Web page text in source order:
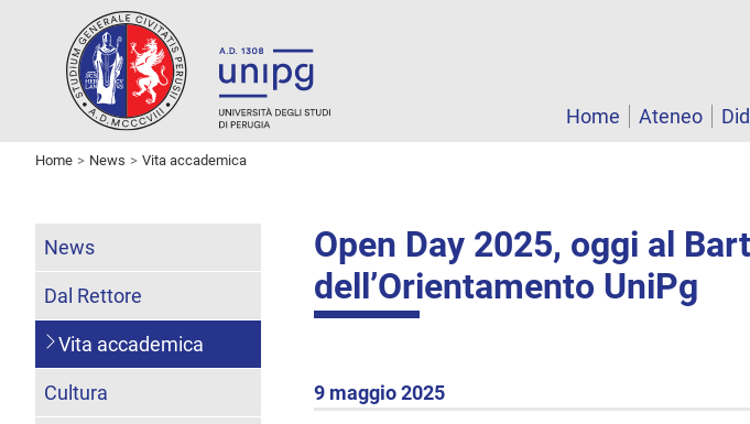
Home
Ateneo
Home News Vita accademica
Open Day 2025, oggi al
dell’Orientamento UniPg
9 maggio 2025
News
Dal Rettore
Vita accademica
Cultura